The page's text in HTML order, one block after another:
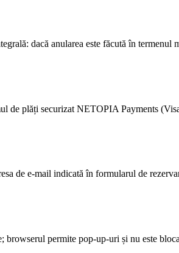
dacă anularea este făcută în
de plăți securizat NETOPIA Payments
de e-mail indicată în formularul de
permite pop-up-uri și nu este